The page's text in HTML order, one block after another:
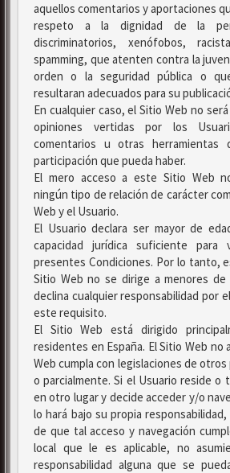
aquellos comentarios y aportaciones
respeto a la dignidad de la
discriminatorios, xenófobos,
spamming, que atenten contra la
orden o la seguridad pública o
resultaran adecuados para su
En cualquier caso, el Sitio Web no
opiniones vertidas por los
comentarios u otras
participación que pueda haber.
El mero acceso a este Sitio Web
ningún tipo de relación de carácter
Web y el Usuario.
El Usuario declara ser mayor de
capacidad jurídica suficiente para
presentes Condiciones. Por lo tanto,
Sitio Web no se dirige a menores de
declina cualquier responsabilidad por
este requisito.
El Sitio Web está dirigido
residentes en España. El Sitio Web no
Web cumpla con legislaciones de
o parcialmente. Si el Usuario reside o
en otro lugar y decide acceder y/o
lo hará bajo su propia
de que tal acceso y navegación
local que le es aplicable, no
responsabilidad alguna que se